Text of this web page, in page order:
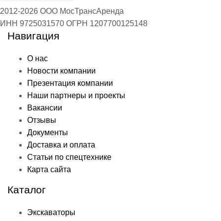
2012-2026 ООО МосТрансАренда
ИНН 9725031570 ОГРН 1207700125148
Навигация
О нас
Новости компании
Презентация компании
Наши партнеры и проекты
Вакансии
Отзывы
Документы
Доставка и оплата
Статьи по спецтехнике
Карта сайта
Каталог
Экскаваторы